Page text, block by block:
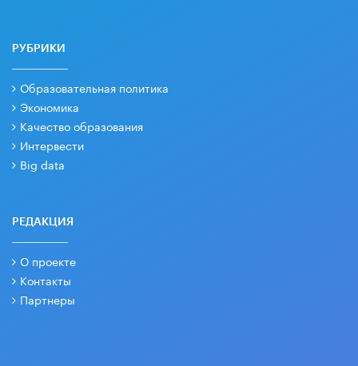
РУБРИКИ
Образовательная политика
Экономика
Качество образования
Интервести
Big data
РЕДАКЦИЯ
О проекте
Контакты
Партнеры